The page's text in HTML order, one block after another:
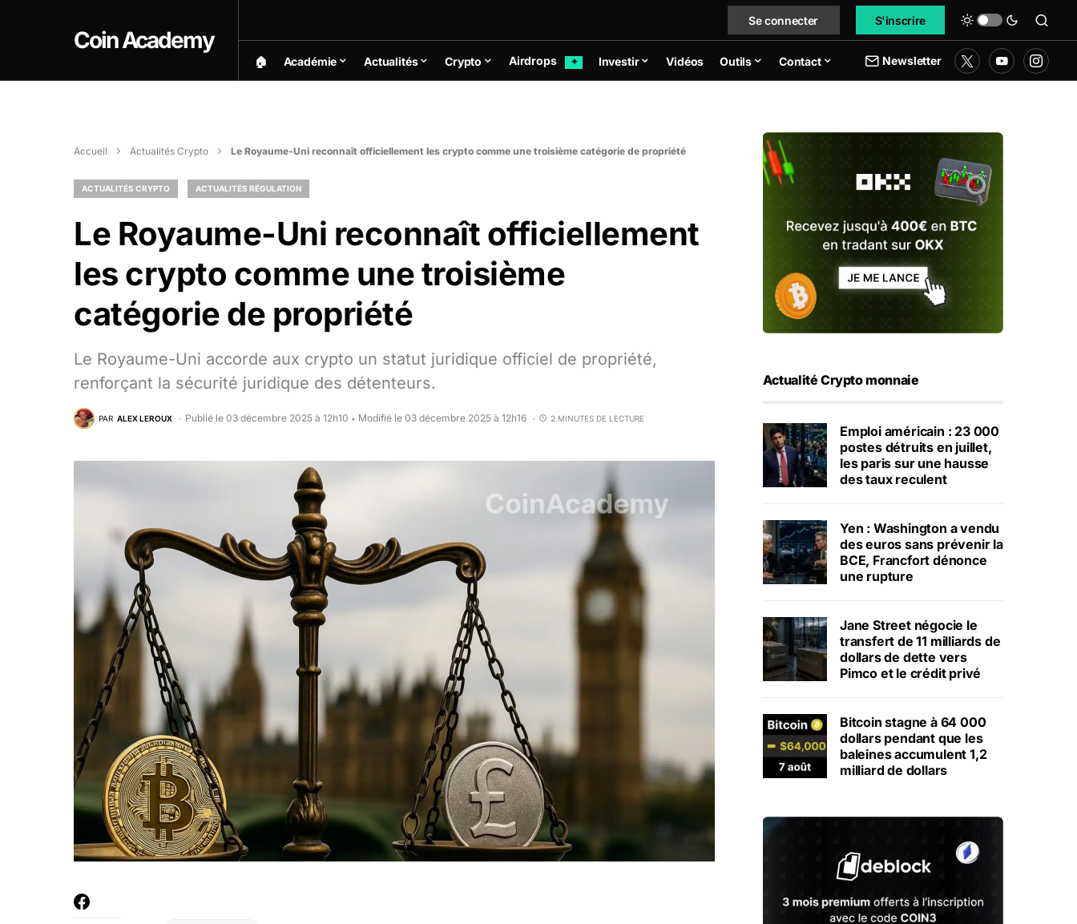
Coin Academy
Se connecter S'inscrire
🏠︎ Académie Actualités Crypto Airdrops ✦ Investir Vidéos Outils Contact Newsletter
Accueil Actualités Crypto Le Royaume-Uni reconnaît officiellement les crypto comme une troisième catégorie de propriété
ACTUALITÉS CRYPTO ACTUALITÉS RÉGULATION
Le Royaume-Uni reconnaît officiellement
les crypto comme une troisième
catégorie de propriété
Le Royaume-Uni accorde aux crypto un statut juridique officiel de propriété,
renforçant la sécurité juridique des détenteurs.
PAR ALEX LEROUX Publié le 03 décembre 2025 à 12h10 • Modifié le 03 décembre 2025 à 12h16 2 MINUTES DE LECTURE
Actualité Crypto monnaie
Emploi américain : 23 000
postes détruits en juillet,
les paris sur une hausse
des taux reculent
Yen : Washington a vendu
des euros sans prévenir la
BCE, Francfort dénonce
une rupture
Jane Street négocie le
transfert de 11 milliards de
dollars de dette vers
Pimco et le crédit privé
Bitcoin stagne à 64 000
dollars pendant que les
baleines accumulent 1,2
milliard de dollars